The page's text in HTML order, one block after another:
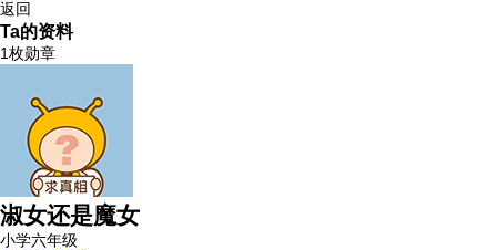
返回
Ta的资料
1枚勋章
淑女还是魔女
小学六年级